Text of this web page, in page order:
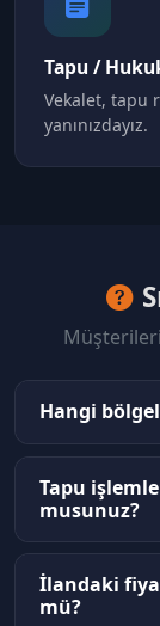
Tapu /
Vekalet, tapu
yanınızdayız.
Hangi
Tapu
musunuz?
İlandaki
mü?